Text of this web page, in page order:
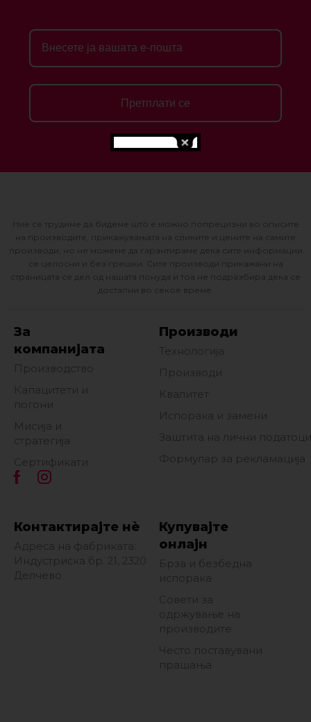
Претплати се
Ние се трудиме да бидеме што е можно попрецизни во описите
на производите, прикажувањата на сликите и цените на самите
производи, но не можеме да гарантираме дека сите информации
се целосни и без грешки. Сите производи прикажани на
страницата се дел од нашата понуда и тоа не подразбира дека се
достапни во секое време.
За
компанијата
Производство
Капацитети и
погони
Мисија и
стратегија
Сертификати
Производи
Технологија
Производи
Квалитет
Испорака и замени
Заштита на лични податоци
Формулар за рекламација
Контактирајте нè
Адреса на фабриката:
Индустриска бр. 21, 2320
Делчево
Купувајте
онлајн
Брза и безбедна
испорака
Совети за
одржување на
производите
Често поставувани
прашања